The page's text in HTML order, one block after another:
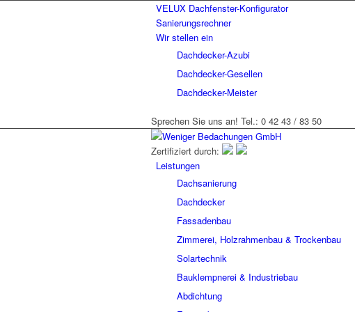
VELUX Dachfenster-Konfigurator
Sanierungsrechner
Wir stellen ein
Dachdecker-Azubi
Dachdecker-Gesellen
Dachdecker-Meister
Sprechen Sie uns an! Tel.: 0 42 43 / 83 50
Zertifiziert durch:
Leistungen
Dachsanierung
Dachdecker
Fassadenbau
Zimmerei, Holzrahmenbau & Trockenbau
Solartechnik
Bauklempnerei & Industriebau
Abdichtung